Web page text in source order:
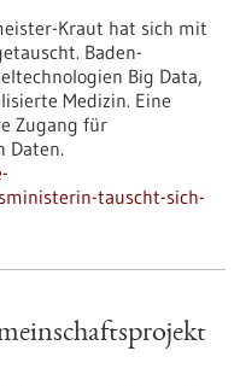
Kraut hat sich mit
Baden-
Big Data,
Medizin. Eine
Zugang für
Daten.
tauscht-sich-